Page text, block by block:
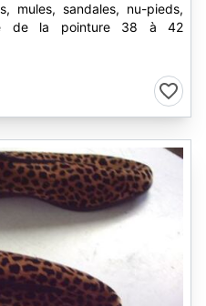
mules, sandales, nu-pieds,
de la pointure 38 à 42